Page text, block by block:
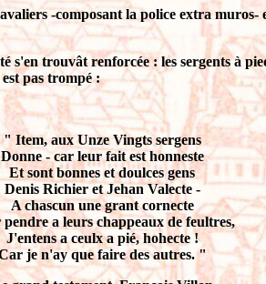
-composant la police extra
trouvât renforcée : les sergents à
pas trompé :
" Item, aux Unze Vingts sergens
Donne - car leur fait est honneste
Et sont bonnes et doulces gens
Denis Richier et Jehan Valecte -
A chascun une grant cornecte
a leurs chappeaux de feultres,
J'entens a ceulx a pié, hohecte !
je n'ay que faire des autres. "